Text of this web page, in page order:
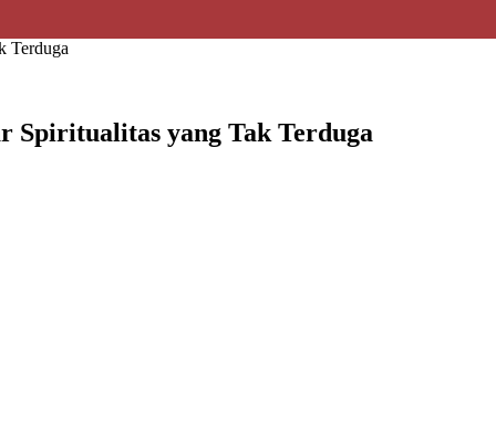
Terduga
Spiritualitas yang Tak Terduga